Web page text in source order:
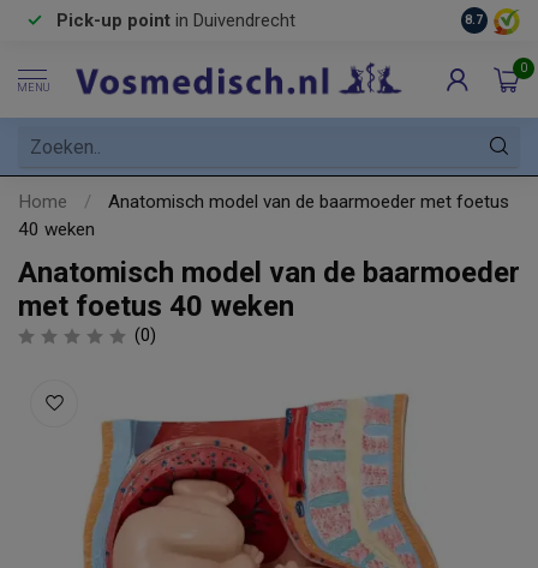
Pick-up point in Duivendrecht 8.7
MENU
0
Home /
Anatomisch model van de baarmoeder met foetus
40 weken
Anatomisch model van de baarmoeder
met foetus 40 weken
(0)